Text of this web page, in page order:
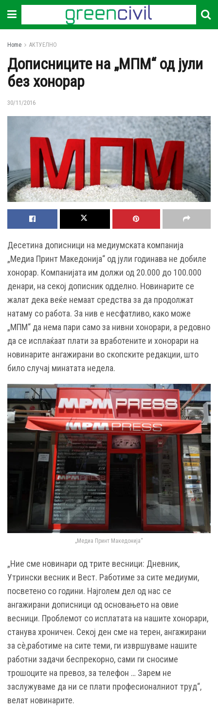
Home АКТУЕЛНО
Дописниците на „МПМ“ од јули
без хонорар
30/11/2016
Десетина дописници на медиумската компанија
„Медиа Принт Македонија“ од јули годинава не добиле
хонорар. Компанијата им должи од 20.000 до 100.000
денари, на секој дописник одделно. Новинарите се
жалат дека веќе немаат средства за да продолжат
натаму со работа. За нив е несфатливо, како може
„МПМ“ да нема пари само за нивни хонорари, а редовно
да се исплаќаат плати за вработените и хонорари на
новинарите ангажирани во скопските редакции, што
било случај минатата недела.
„Медиа Принт Македонија“
„Ние сме новинари од трите весници: Дневник,
Утрински весник и Вест. Работиме за сите медиуми,
посветено со години. Најголем дел од нас се
ангажирани дописници од основањето на овие
весници. Проблемот со исплатата на нашите хонорари,
станува хроничен. Секој ден сме на терен, ангажирани
за сѐ,работиме на сите теми, ги извршуваме нашите
работни задачи беспрекорно, сами ги сносиме
трошоците на превоз, за телефон … Зарем не
заслужуваме да ни се плати професионалниот труд“,
велат новинарите.